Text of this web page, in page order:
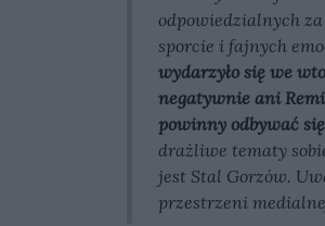
odpowiedzialnych
sporcie i fajnych
wydarzyło się we
negatywnie ani
powinny odbywać
drażliwe tematy
jest Stal Gorzów.
przestrzeni